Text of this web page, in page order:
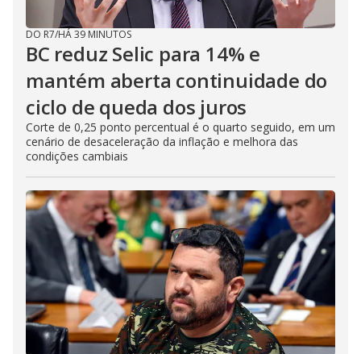
DO R7/HÁ 39 MINUTOS
BC reduz Selic para 14% e
mantém aberta continuidade do
ciclo de queda dos juros
Corte de 0,25 ponto percentual é o quarto seguido, em um
cenário de desaceleração da inflação e melhora das
condições cambiais